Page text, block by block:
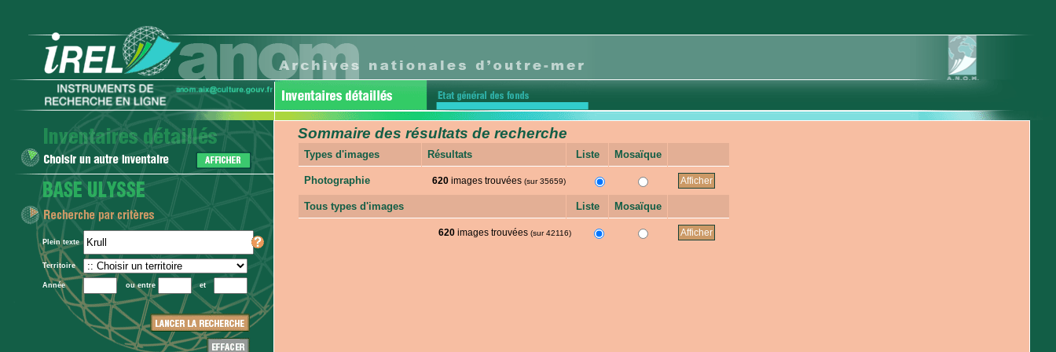
Plein texte
Territoire
Année ou entre et
Sommaire des résultats de recherche
Types d'images Résultats Liste Mosaïque
Photographie 620 images trouvées (sur 35659)
Tous types d'images Liste Mosaïque
620 images trouvées (sur 42116)